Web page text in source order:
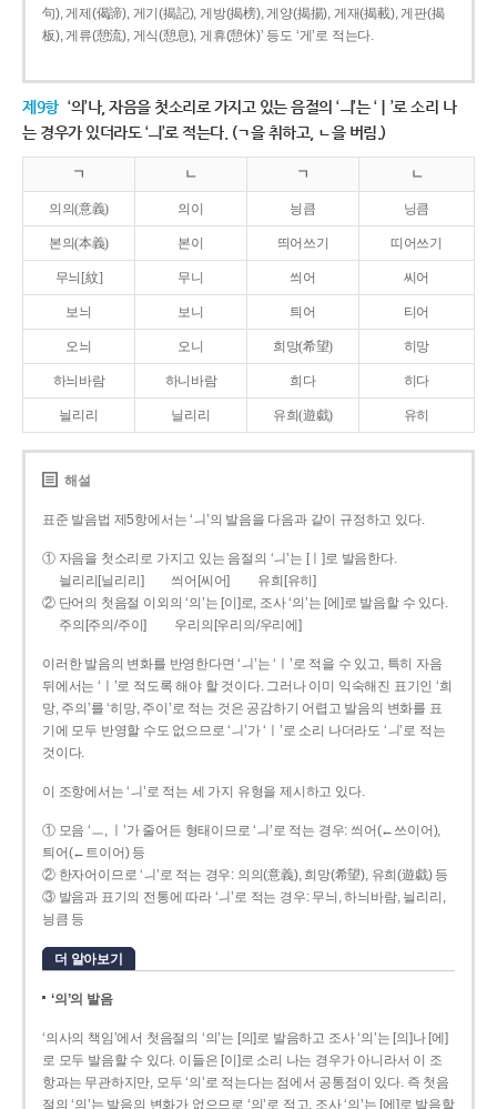
句), 게제(偈諦), 게기(揭記), 게방(揭榜), 게양(揭揚), 게재(揭載), 게판(揭
板), 게류(憩流), 게식(憩息), 게휴(憩休)’ 등도 ‘게’로 적는다.
제9항 ‘의’나, 자음을 첫소리로 가지고 있는 음절의 ‘ㅢ’는 ‘ㅣ’로 소리 나
는 경우가 있더라도 ‘ㅢ’로 적는다. (ㄱ을 취하고, ㄴ을 버림.)
ㄱ ㄴ ㄱ ㄴ
의의(意義) 의이 닁큼 닝큼
본의(本義) 본이 띄어쓰기 띠어쓰기
무늬[紋] 무니 씌어 씨어
보늬 보니 틔어 티어
오늬 오니 희망(希望) 히망
하늬바람 하니바람 희다 히다
늴리리 닐리리 유희(遊戱) 유히
해설
표준 발음법 제5항에서는 ‘ㅢ’의 발음을 다음과 같이 규정하고 있다.
① 자음을 첫소리로 가지고 있는 음절의 ‘ㅢ’는 [ㅣ]로 발음한다.
늴리리[닐리리]
씌어[씨어]
유희[유히]
② 단어의 첫음절 이외의 ‘의’는 [이]로, 조사 ‘의’는 [에]로 발음할 수 있다.
주의[주의/주이]
우리의[우리의/우리에]
이러한 발음의 변화를 반영한다면 ‘ㅢ’는 ‘ㅣ’로 적을 수 있고, 특히 자음
뒤에서는 ‘ㅣ’로 적도록 해야 할 것이다. 그러나 이미 익숙해진 표기인 ‘희
망, 주의’를 ‘히망, 주이’로 적는 것은 공감하기 어렵고 발음의 변화를 표
기에 모두 반영할 수도 없으므로 ‘ㅢ’가 ‘ㅣ’로 소리 나더라도 ‘ㅢ’로 적는
것이다.
이 조항에서는 ‘ㅢ’로 적는 세 가지 유형을 제시하고 있다.
① 모음 ‘ㅡ, ㅣ’가 줄어든 형태이므로 ‘ㅢ’로 적는 경우: 씌어(←쓰이어),
틔어(←트이어) 등
② 한자어이므로 ‘ㅢ’로 적는 경우: 의의(意義), 희망(希望), 유희(遊戱) 등
③ 발음과 표기의 전통에 따라 ‘ㅢ’로 적는 경우: 무늬, 하늬바람, 늴리리,
닁큼 등
더 알아보기
‘의’의 발음
‘의사의 책임’에서 첫음절의 ‘의’는 [의]로 발음하고 조사 ‘의’는 [의]나 [에]
로 모두 발음할 수 있다. 이들은 [이]로 소리 나는 경우가 아니라서 이 조
항과는 무관하지만, 모두 ‘의’로 적는다는 점에서 공통점이 있다. 즉 첫음
절의 ‘의’는 발음의 변화가 없으므로 ‘의’로 적고, 조사 ‘의’는 [에]로 발음할